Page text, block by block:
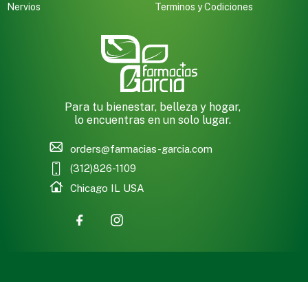
Nervios
Terminos y Codiciones
Para tu bienestar, belleza y hogar,
lo encuentras en un solo lugar.
orders@farmacias-garcia.com
(312)826-1109
Chicago IL USA